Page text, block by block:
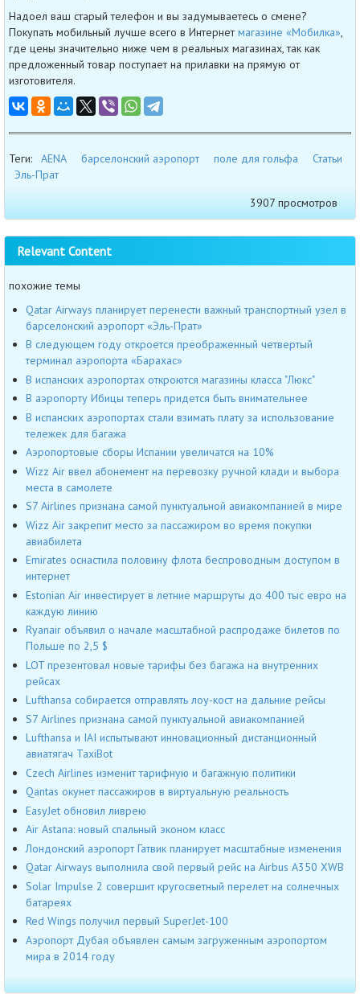
Надоел ваш старый телефон и вы задумываетесь о смене?
Покупать мобильный лучше всего в Интернетмагазине «Мобилка»,
где цены значительно ниже чем в реальных магазинах, так как
предложенный товар поступает на прилавки на прямую от
изготовителя.
Теги: AENA барселонский аэропорт поле для гольфа
Статьи
Эль-Прат
3907 просмотров
Relevant Content
похожие темы
Qatar Airways планирует перенести важный транспортный узел в
барселонский аэропорт «Эль-Прат»
В следующем году откроется преображенный четвертый
терминал аэропорта «Барахас»
В испанских аэропортах откроются магазины класса "Люкс"
В аэропорту Ибицы теперь придется быть внимательнее
В испанских аэропортах стали взимать плату за использование
тележек для багажа
Аэропортовые сборы Испании увеличатся на 10%
Wizz Air ввел абонемент на перевозку ручной клади и выбора
места в самолете
S7 Airlines признана самой пунктуальной авиакомпанией в мире
Wizz Air закрепит место за пассажиром во время покупки
авиабилета
Emirates оснастила половину флота беспроводным доступом в
интернет
Estonian Air инвестирует в летние маршруты до 400 тыс евро на
каждую линию
Ryanair объявил о начале масштабной распродаже билетов по
Польше по 2,5 $
LOT презентовал новые тарифы без багажа на внутренних
рейсах
Lufthansa собирается отправлять лоу-кост на дальние рейсы
S7 Airlines признана самой пунктуальной авиакомпанией
Lufthansa и IAI испытывают инновационный дистанционный
авиатягач TaxiBot
Czech Airlines изменит тарифную и багажную политики
Qantas окунет пассажиров в виртуальную реальность
EasyJet обновил ливрею
Air Astana: новый спальный эконом класс
Лондонский аэропорт Гатвик планирует масштабные изменения
Qatar Airways выполнила свой первый рейс на Airbus A350 XWB
Solar Impulse 2 совершит кругосветный перелет на солнечных
батареях
Red Wings получил первый SuperJet-100
Аэропорт Дубая объявлен самым загруженным аэропортом
мира в 2014 году